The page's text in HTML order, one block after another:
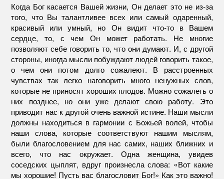
Когда Бог касается Вашей жизни, Он делает это не из-за
того, что Вы талантливее всех или самый одаренный,
красивый или умный, но Он видит что-то в Вашем
сердце, то, с чем Он может работать. Не многие
позволяют себе говорить то, что они думают. И, с другой
стороны, иногда мысли побуждают людей говорить такое,
о чем они потом долго сожалеют. В расстроенных
чувствах так легко наговорить много ненужных слов,
которые не приносят хороших плодов. Можно сожалеть о
них позднее, но они уже делают свою работу. Это
приводит нас к другой очень важной истине. Наши мысли
должны находиться в гармонии с Божьей волей, чтобы
наши слова, которые соответствуют нашим мыслям,
были благословением для нас самих, наших ближних и
всего, что нас окружает. Одна женщина, увидев
соседских цыплят, вдруг произнесла слова: «Вот какие
мы хорошие! Пусть вас благословит Бог!» Как это важно!